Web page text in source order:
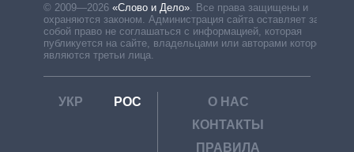
© 2009—2026 «Слово и Дело»
Все права защищены и
охраняются законом. Администрация сайта оставляет за
собой право не соглашаться с информацией, которая
публикуется на сайте, владельцами или авторами которой
являются третьи лица.
УКР РОС
О НАС
КОНТАКТЫ
ПРАВИЛА